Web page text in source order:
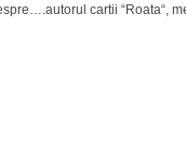
cartii “Roata“,